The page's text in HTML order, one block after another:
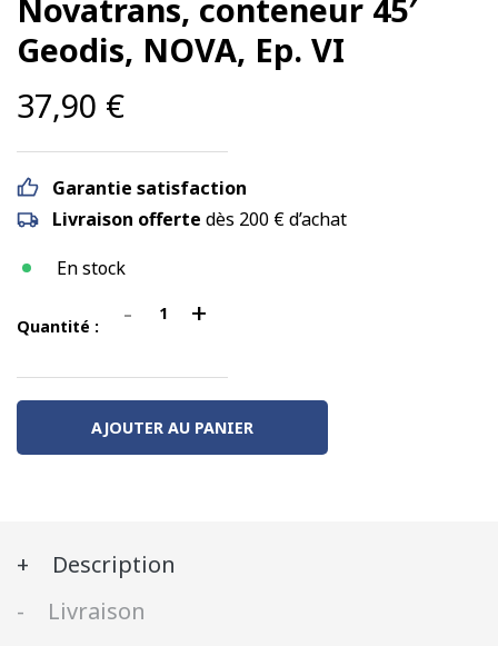
Novatrans, conteneur 45′
Geodis, NOVA, Ep. VI
37,90 €
Garantie satisfaction
Livraison offerte dès 200 € d’achat
En stock
Quantité : -
quantité
Wagon
à
bogies
porte
Novatrans,
45'
+
AJOUTER AU PANIER
Description
Livraison